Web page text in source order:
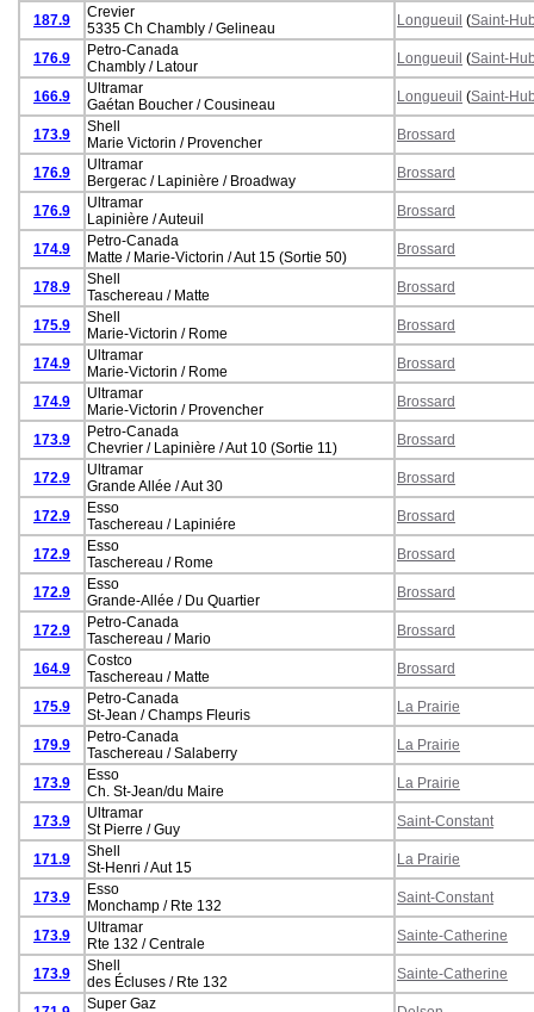
187.9
Crevier
5335 Ch Chambly / Gelineau
Longueuil (Saint-
176.9
Petro-Canada
Chambly / Latour
Longueuil (Saint-
166.9
Ultramar
Gaétan Boucher / Cousineau
Longueuil (Saint-
173.9
Shell
Marie Victorin / Provencher
Brossard
176.9
Ultramar
Bergerac / Lapinière / Broadway
Brossard
176.9
Ultramar
Lapinière / Auteuil
Brossard
174.9
Petro-Canada
Matte / Marie-Victorin / Aut 15 (Sortie 50)
Brossard
178.9
Shell
Taschereau / Matte
Brossard
175.9
Shell
Marie-Victorin / Rome
Brossard
174.9
Ultramar
Marie-Victorin / Rome
Brossard
174.9
Ultramar
Marie-Victorin / Provencher
Brossard
173.9
Petro-Canada
Chevrier / Lapinière / Aut 10 (Sortie 11)
Brossard
172.9
Ultramar
Grande Allée / Aut 30
Brossard
172.9
Esso
Taschereau / Lapiniére
Brossard
172.9
Esso
Taschereau / Rome
Brossard
172.9
Esso
Grande-Allée / Du Quartier
Brossard
172.9
Petro-Canada
Taschereau / Mario
Brossard
164.9
Costco
Taschereau / Matte
Brossard
175.9
Petro-Canada
St-Jean / Champs Fleuris
La Prairie
179.9
Petro-Canada
Taschereau / Salaberry
La Prairie
173.9
Esso
Ch. St-Jean/du Maire
La Prairie
173.9
Ultramar
St Pierre / Guy
Saint-Constant
171.9
Shell
St-Henri / Aut 15
La Prairie
173.9
Esso
Monchamp / Rte 132
Saint-Constant
173.9
Ultramar
Rte 132 / Centrale
Sainte-Catherine
173.9
Shell
des Écluses / Rte 132
Sainte-Catherine
Super Gaz